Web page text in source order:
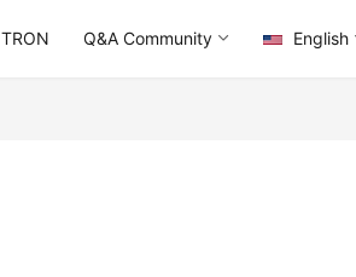
TRON Q&A Community English